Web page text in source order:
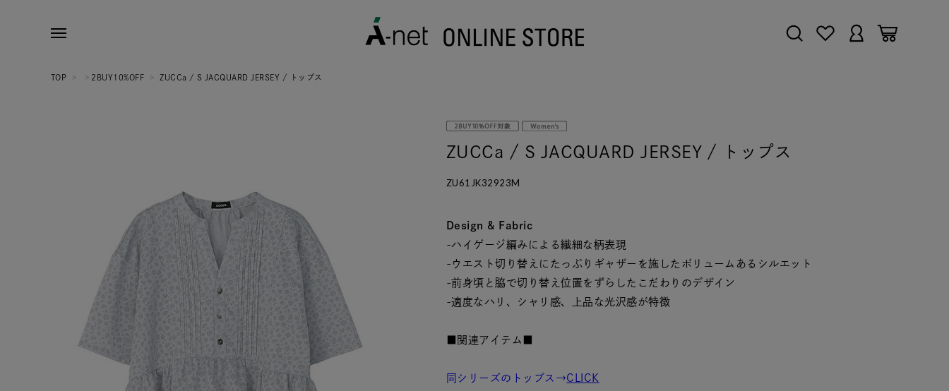
TOP > > 2BUY10%OFF > ZUCCa / S JACQUARD JERSEY / トップス
ZUCCa / S JACQUARD JERSEY / トップス
ZU61JK32923M
Design & Fabric
-ハイゲージ編みによる繊細な柄表現
-ウエスト切り替えにたっぷりギャザーを施したボリュームあるシルエット
-前身頃と脇で切り替え位置をずらしたこだわりのデザイン
-適度なハリ、シャリ感、上品な光沢感が特徴
■関連アイテム■
同シリーズのトップス→CLICK